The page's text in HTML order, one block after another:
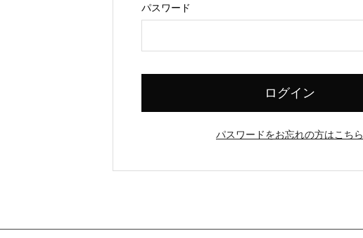
パスワード
ログイン
パスワードをお忘れの方はこちら